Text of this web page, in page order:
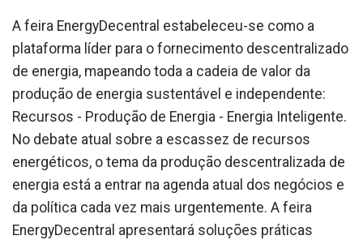
A feira EnergyDecentral estabeleceu-se como a
plataforma líder para o fornecimento descentralizado
de energia, mapeando toda a cadeia de valor da
produção de energia sustentável e independente:
Recursos - Produção de Energia - Energia Inteligente.
No debate atual sobre a escassez de recursos
energéticos, o tema da produção descentralizada de
energia está a entrar na agenda atual dos negócios e
da política cada vez mais urgentemente. A feira
EnergyDecentral apresentará soluções práticas